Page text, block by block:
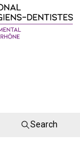
Search